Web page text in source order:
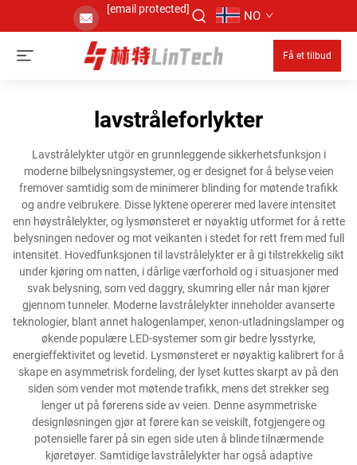
[email protected] NO
Få et tilbud
lavstråleforlykter
Lavstrålelykter utgör en grunnleggende sikkerhetsfunksjon i
moderne bilbelysningsystemer, og er designet for å belyse veien
fremover samtidig som de minimerer blinding for møtende trafikk
og andre veibrukere. Disse lyktene opererer med lavere intensitet
enn høystrålelykter, og lysmønsteret er nøyaktig utformet for å rette
belysningen nedover og mot veikanten i stedet for rett frem med full
intensitet. Hovedfunksjonen til lavstrålelykter er å gi tilstrekkelig sikt
under kjøring om natten, i dårlige værforhold og i situasjoner med
svak belysning, som ved daggry, skumring eller når man kjører
gjennom tunneler. Moderne lavstrålelykter inneholder avanserte
teknologier, blant annet halogenlamper, xenon-utladningslamper og
økende populære LED-systemer som gir bedre lysstyrke,
energieffektivitet og levetid. Lysmønsteret er nøyaktig kalibrert for å
skape en asymmetrisk fordeling, der lyset kuttes skarpt av på den
siden som vender mot møtende trafikk, mens det strekker seg
lenger ut på førerens side av veien. Denne asymmetriske
designløsningen gjør at førere kan se veiskilt, fotgjengere og
potensielle farer på sin egen side uten å blinde tilnærmende
kjøretøyer. Samtidige lavstrålelykter har også adaptive